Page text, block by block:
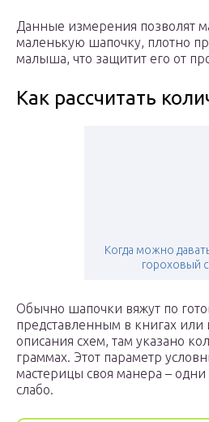
Данные измерения позволят
маленькую шапочку, плотно
малыша, что защитит его от
Как рассчитать
Когда можно
гороховый
Обычно шапочки вяжут по
представленным в книгах или
описания схем, там указано
граммах. Этот параметр
мастерицы своя манера – одни
слабо.